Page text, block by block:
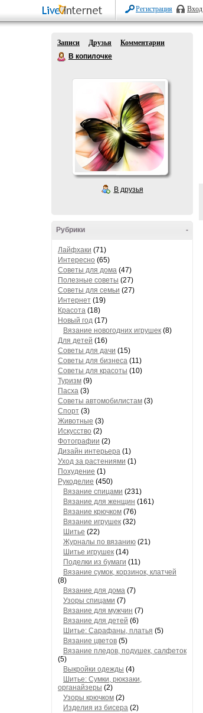
Регистрация Вход
Записи Друзья
Комментарии
В копилочке
В друзья
-
Рубрики
Лайфхаки (71)
Интересно (65)
Советы для дома (47)
Полезные советы (27)
Советы для семьи (27)
Интернет (19)
Красота (18)
Новый год (17)
Вязание новогодних игрушек (8)
Для детей (16)
Советы для дачи (15)
Советы для бизнеса (11)
Советы для красоты (10)
Туризм (9)
Пасха (3)
Советы автомобилистам (3)
Спорт (3)
Животные (3)
Искусство (2)
Фотографии (2)
Дизайн интерьера (1)
Уход за растениями (1)
Похудение (1)
Рукоделие (450)
Вязание спицами (231)
Вязание для женщин (161)
Вязание крючком (76)
Вязание игрушек (32)
Шитье (22)
Журналы по вязанию (21)
Шитье игрушек (14)
Поделки из бумаги (11)
Вязание сумок, корзинок, клатчей
(8)
Вязание для дома (7)
Узоры спицами (7)
Вязание для мужчин (7)
Вязание для детей (6)
Шитье: Сарафаны, платья (5)
Вязание цветов (5)
Вязание пледов, подушек, салфеток
(5)
Выкройки одежды (4)
Шитье: Сумки, рюкзаки,
органайзеры (2)
Узоры крючком (2)
Изделия из бисера (2)